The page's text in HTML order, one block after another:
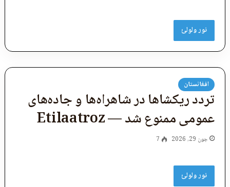
نور ولولئ
افغانستان
تردد ریکشاها در شاهراه‌ها و جاده‌های
عمومی ممنوع شد — Etilaatroz
جون 29, 2026 7
نور ولولئ